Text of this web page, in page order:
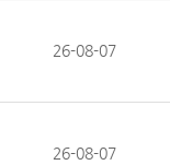
26-08-07
26-08-07